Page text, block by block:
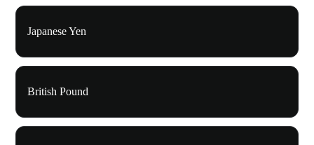
Japanese Yen
British Pound